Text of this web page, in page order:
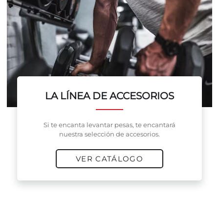
LA LÍNEA DE ACCESORIOS
Si te encanta levantar pesas, te encantará
nuestra selección de accesorios.
VER CATÁLOGO